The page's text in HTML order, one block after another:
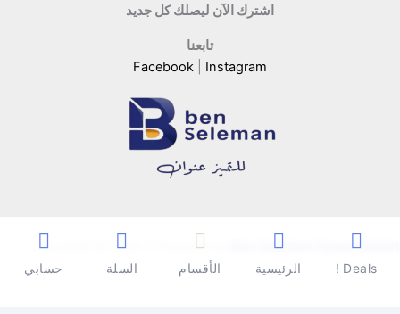
اشترك الآن ليصلك كل جديد
تابعنا
Facebook
Instagram
Copyright © 2026 | Powered by Ben Seleman Hypermarket
Deals ! الرئيسية الأقسام السلة حسابي